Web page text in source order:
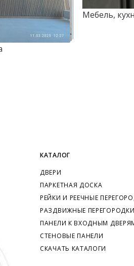
Мебель,
КАТАЛОГ
ДВЕРИ
ПАРКЕТНАЯ ДОСКА
РЕЙКИ И РЕЕЧНЫЕ
РАЗДВИЖНЫЕ ПЕРЕГОРОДКИ
ПАНЕЛИ К ВХОДНЫМ
СТЕНОВЫЕ ПАНЕЛИ
СКАЧАТЬ КАТАЛОГИ